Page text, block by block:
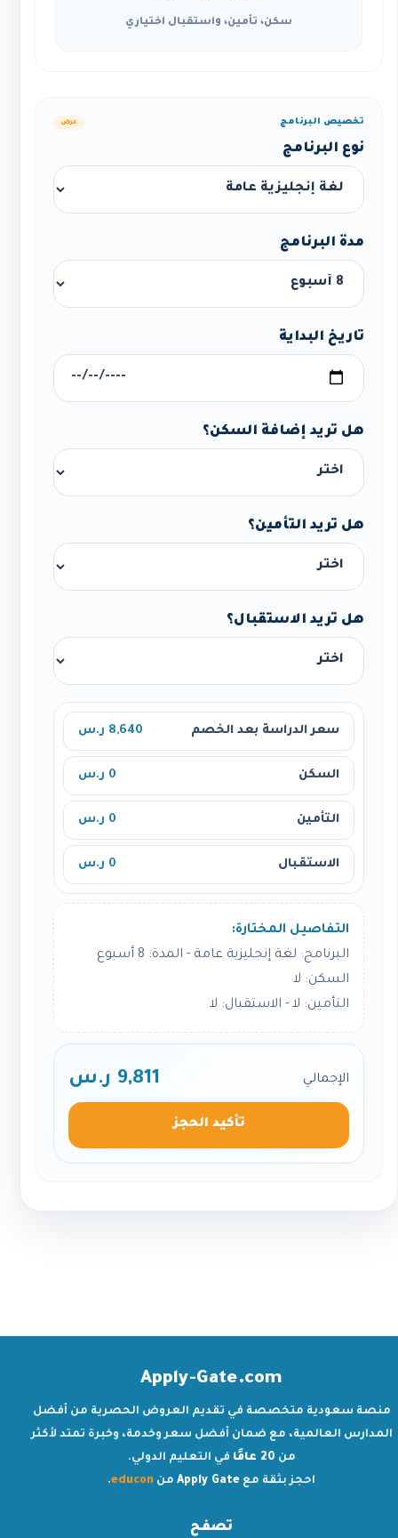
سكن، تأمين، واستقبال اختياري
تخصيص البرنامج عرض
نوع البرنامج
مدة البرنامج
تاريخ البداية
هل تريد إضافة السكن؟
هل تريد التأمين؟
هل تريد الاستقبال؟
سعر الدراسة بعد الخصم 8,640 ر.س
السكن 0 ر.س
التأمين 0 ر.س
الاستقبال 0 ر.س
التفاصيل المختارة:
البرنامج: لغة إنجليزية عامة - المدة: 8 أسبوع
السكن: لا
التأمين: لا - الاستقبال: لا
الإجمالي 9,811 ر.س
تأكيد الحجز
Apply-Gate.com
منصة سعودية متخصصة في تقديم العروض الحصرية من أفضل
المدارس العالمية، مع ضمان أفضل سعر وخدمة، وخبرة تمتد لأكثر
من 20 عامًا
في التعليم الدولي.
احجز بثقة مع Apply Gate من educon
.
تصفح